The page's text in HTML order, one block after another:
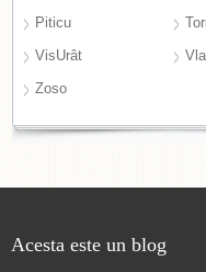
Piticu
VisUrât
Zoso
Acesta este un blog